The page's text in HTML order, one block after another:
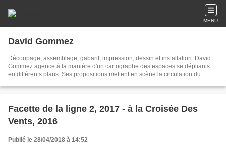
MENU
David Gommez
Découpage, assemblage, gabarit, impression, dessin et installation. David
Gommez agence à la manière d'un cartographe des espaces se dépliants
en différents plans. Ses propositions mettent en scène la circulation du
parfois colorées la notion de spatialisation graphique.
Facette de la ligne 2, 2017 - à la Croisée Des
Vents, 2016
Publié le 28/04/2018 à 14:52